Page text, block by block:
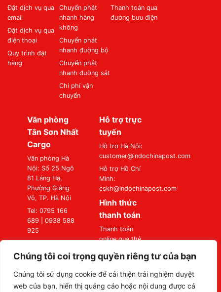
Chúng tôi coi trọng quyền riêng tư của bạn
Chúng tôi sử dụng cookie để cải thiện trải nghiệm duyệt
web của bạn, hiển thị quảng cáo hoặc nội dung được cá
Đặt dịch vụ qua
email
Đặt dịch vụ qua
điện thoại
Quy trình đặt
hàng
Chuyển phát
nhanh hàng
không
Chuyển phát
nhanh đường bộ
Chuyển phát
nhanh đường sắt
Chi phí vận
chuyển
Thanh toán qua
đường bưu điện
Văn phòng
Tân Sơn Nhất
Cargo
Văn phòng Hà
Nội: Số 25 Ngõ
81 Láng Hạ,
Phường Giảng
Võ, TP. Hà Nội
Tel: 0795 166
689 | 0938 588
925
Gòn: Số 87
Đường A4
(K300), Phường
Bảy Hiền, TP. Hồ
Hỗ trợ trực
tuyến
Hỗ trợ Hà Nội:
customer@indochinapost.com
Hỗ trợ Hồ Chí
Minh:
cskh@indochinapost.com
Hình thức
thanh toán
Thanh toán
online qua thẻ
Thanh toán tại
Văn Phòng